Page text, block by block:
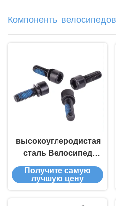
Компоненты велосипедов
высокоуглеродистая
сталь Велосипед
Велосипед
Компоненты
Получите самую
лучшую цену